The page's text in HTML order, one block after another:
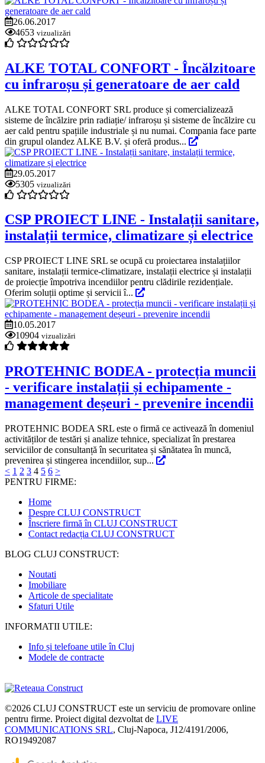
26.06.2017
4653 vizualizări
ALKE TOTAL CONFORT - Încălzitoare
cu infraroșu și generatoare de aer cald
ALKE TOTAL CONFORT SRL produce și comercializează
sisteme de încălzire prin radiație/ infraroșu și sisteme de încălzire cu
aer cald pentru spațiile industriale și nu numai. Compania face parte
din grupul olandez ALKE B.V. și oferă produs...
29.05.2017
5305 vizualizări
CSP PROIECT LINE - Instalații sanitare,
instalații termice, climatizare și electrice
CSP PROIECT LINE SRL se ocupă cu proiectarea instalațiilor
sanitare, instalații termice-climatizare, instalații electrice și instalații
de proiecție împotriva incendiilor pentru clădirile rezidențiale.
Oferim soluții optime și servicii î...
10.05.2017
10904 vizualizări
PROTEHNIC BODEA - protecția muncii
- verificare instalații și echipamente -
management deșeuri - prevenire incendii
PROTEHNIC BODEA SRL este o firmă ce activează în domeniul
activităților de testări și analize tehnice, specializat în prestarea
serviciilor de consultanță în securitatea și sănătatea în muncă,
prevenirea și stingerea incendiilor, sup...
< 1 2 3 4 5 6 >
PENTRU FIRME:
Home
Despre CLUJ CONSTRUCT
Înscriere firmă în CLUJ CONSTRUCT
Contact redacția CLUJ CONSTRUCT
BLOG CLUJ CONSTRUCT:
Noutati
Imobiliare
Articole de specialitate
Sfaturi Utile
INFORMATII UTILE:
Info și telefoane utile în Cluj
Modele de contracte
©2026 CLUJ CONSTRUCT este un serviciu de promovare online
pentru firme. Proiect digital dezvoltat de LIVE
COMMUNICATIONS SRL, Cluj-Napoca, J12/4191/2006,
RO19492087